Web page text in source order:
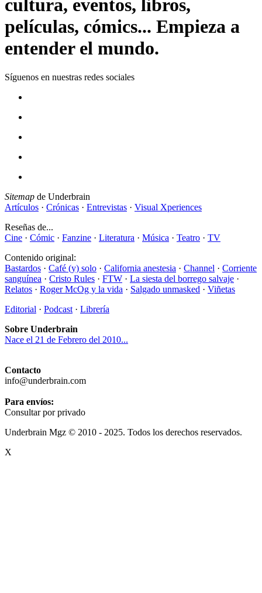
cultura, eventos, libros,
películas, cómics... Empieza a
entender el mundo.
Síguenos en nuestras redes sociales
Sitemap de Underbrain
Artículos · Crónicas · Entrevistas · Visual Xperiences
Reseñas de...
Cine · Cómic · Fanzine · Literatura · Música · Teatro · TV
Contenido original:
Bastardos · Café (y) solo · California anestesia · Channel · Corriente
sanguínea · Cristo Rules · FTW · La siesta del borrego salvaje ·
Relatos · Roger McOg y la vida · Salgado unmasked · Viñetas
Editorial · Podcast · Librería
Sobre Underbrain
Nace el 21 de Febrero del 2010...
Contacto
info@underbrain.com
Para envíos:
Consultar por privado
Underbrain Mgz © 2010 - 2025. Todos los derechos reservados.
X